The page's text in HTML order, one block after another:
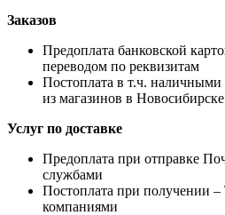
Заказов
Предоплата банковской
переводом по реквизитам
Постоплата в т.ч. наличными
из магазинов в Новосибирске
Услуг по доставке
Предоплата при отправке
службами
Постоплата при получении
компаниями